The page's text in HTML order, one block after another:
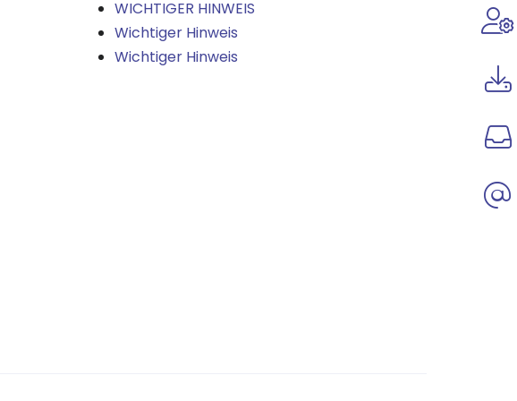
WICHTIGER HINWEIS
Wichtiger Hinweis
Wichtiger Hinweis